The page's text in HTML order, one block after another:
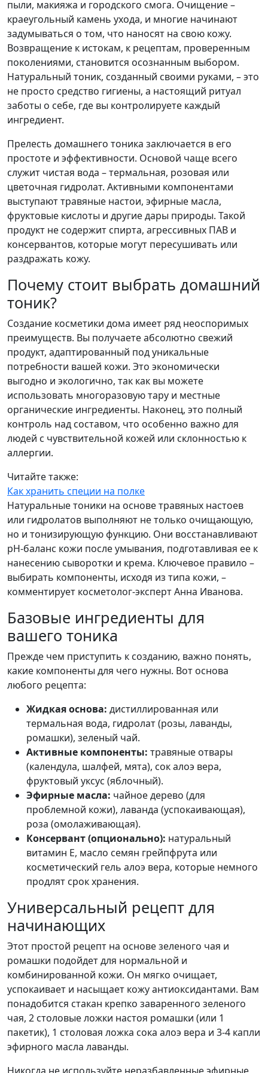
пыли, макияжа и городского смога. Очищение –
краеугольный камень ухода, и многие начинают
задумываться о том, что наносят на свою кожу.
Возвращение к истокам, к рецептам, проверенным
поколениями, становится осознанным выбором.
Натуральный тоник, созданный своими руками, – это
не просто средство гигиены, а настоящий ритуал
заботы о себе, где вы контролируете каждый
ингредиент.
Прелесть домашнего тоника заключается в его
простоте и эффективности. Основой чаще всего
служит чистая вода – термальная, розовая или
цветочная гидролат. Активными компонентами
выступают травяные настои, эфирные масла,
фруктовые кислоты и другие дары природы. Такой
продукт не содержит спирта, агрессивных ПАВ и
консервантов, которые могут пересушивать или
раздражать кожу.
Почему стоит выбрать домашний
тоник?
Создание косметики дома имеет ряд неоспоримых
преимуществ. Вы получаете абсолютно свежий
продукт, адаптированный под уникальные
потребности вашей кожи. Это экономически
выгодно и экологично, так как вы можете
использовать многоразовую тару и местные
органические ингредиенты. Наконец, это полный
контроль над составом, что особенно важно для
людей с чувствительной кожей или склонностью к
аллергии.
Читайте также:
Как хранить специи на полке
Натуральные тоники на основе травяных настоев
или гидролатов выполняют не только очищающую,
но и тонизирующую функцию. Они восстанавливают
pH-баланс кожи после умывания, подготавливая ее к
нанесению сыворотки и крема. Ключевое правило –
выбирать компоненты, исходя из типа кожи, –
комментирует косметолог-эксперт Анна Иванова.
Базовые ингредиенты для
вашего тоника
Прежде чем приступить к созданию, важно понять,
какие компоненты для чего нужны. Вот основа
любого рецепта:
Жидкая основа: дистиллированная или
термальная вода, гидролат (розы, лаванды,
ромашки), зеленый чай.
Активные компоненты: травяные отвары
(календула, шалфей, мята), сок алоэ вера,
фруктовый уксус (яблочный).
Эфирные масла: чайное дерево (для
проблемной кожи), лаванда (успокаивающая),
роза (омолаживающая).
Консервант (опционально): натуральный
витамин E, масло семян грейпфрута или
косметический гель алоэ вера, которые немного
продлят срок хранения.
Универсальный рецепт для
начинающих
Этот простой рецепт на основе зеленого чая и
ромашки подойдет для нормальной и
комбинированной кожи. Он мягко очищает,
успокаивает и насыщает кожу антиоксидантами. Вам
понадобится стакан крепко заваренного зеленого
чая, 2 столовые ложки настоя ромашки (или 1
пакетик), 1 столовая ложка сока алоэ вера и 3-4 капли
эфирного масла лаванды.